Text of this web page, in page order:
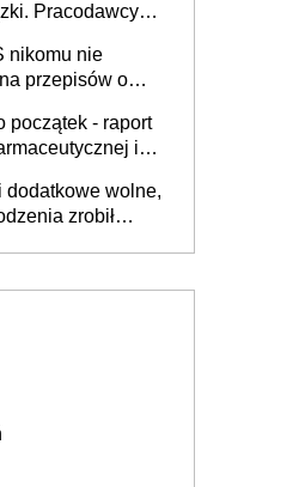
Zatrudnianiu?
Pracodawcy
nikomu nie
przepisów o
początek - raport
i
dodatkowe wolne,
zrobił